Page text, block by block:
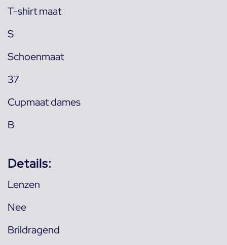
T-shirt maat
S
Schoenmaat
37
Cupmaat dames
B
Details:
Lenzen
Nee
Brildragend